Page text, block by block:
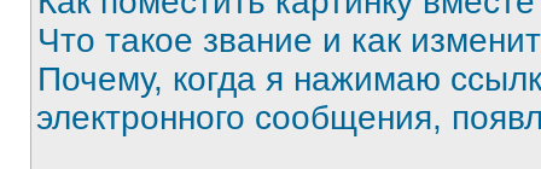
Что такое звание и как
Почему, когда я нажимаю
электронного сообщения,